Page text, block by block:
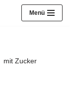
Menü
mit Zucker